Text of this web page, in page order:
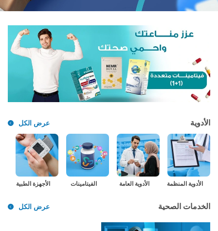
الأدوية عرض الكل
الأدوية المنظمة الأدوية العامة الفيتامينات الأجهزة الطبية
الخدمات الصحية عرض الكل